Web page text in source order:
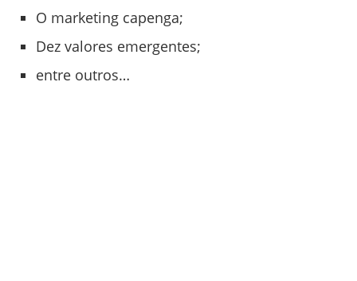
O marketing capenga;
Dez valores emergentes;
entre outros…